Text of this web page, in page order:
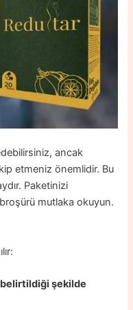
ancak
etmeniz önemlidir. Bu
Paketinizi
broşürü mutlaka okuyun.
şekilde